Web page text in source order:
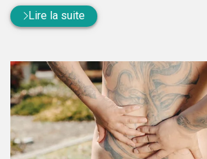
Lire la suite